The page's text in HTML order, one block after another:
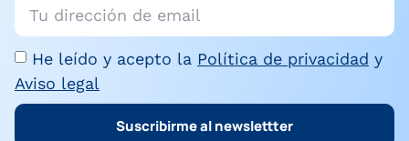
He leído y acepto la Política de privacidad y
Aviso legal
Suscribirme al newslettter